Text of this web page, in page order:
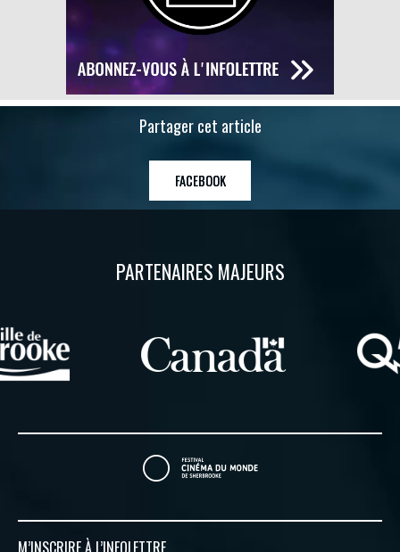
Partager cet article
FACEBOOK
PARTENAIRES MAJEURS
M’INSCRIRE À L’INFOLETTRE